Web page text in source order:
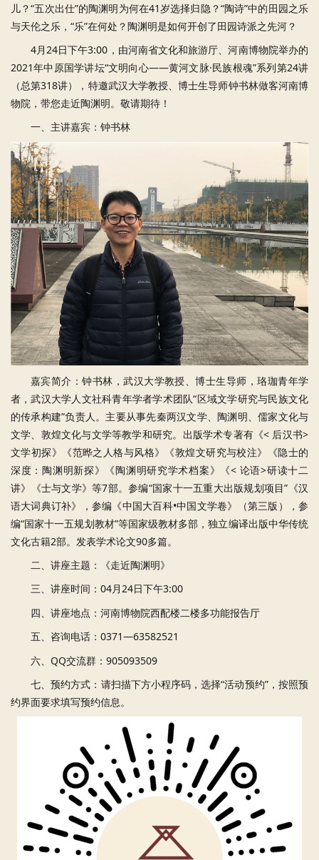
儿？“五次出仕”的陶渊明为何在41岁选择归隐？“陶诗”中的田园之乐
与天伦之乐，“乐”在何处？陶渊明是如何开创了田园诗派之先河？
4月24日下午3:00，由河南省文化和旅游厅、河南博物院举办的
2021年中原国学讲坛“文明向心——黄河文脉·民族根魂”系列第24讲
（总第318讲），特邀武汉大学教授、博士生导师钟书林做客河南博
物院，带您走近陶渊明。敬请期待！
一、主讲嘉宾：钟书林
嘉宾简介：钟书林，武汉大学教授、博士生导师，珞珈青年学
者，武汉大学人文社科青年学者学术团队“区域文学研究与民族文化
的传承构建”负责人。主要从事先秦两汉文学、陶渊明、儒家文化与
文学、敦煌文化与文学等教学和研究。出版学术专著有《< 后汉书>
文学初探》《范晔之人格与风格》《敦煌文研究与校注》《隐士的
深度：陶渊明新探》《陶渊明研究学术档案》《< 论语>研读十二
讲》《士与文学》等7部。参编“国家十一五重大出版规划项目”《汉
语大词典订补》，参编《中国大百科•中国文学卷》（第三版），参
编“国家十一五规划教材”等国家级教材多部，独立编译出版中华传统
文化古籍2部。发表学术论文90多篇。
二、讲座主题：《走近陶渊明》
三、讲座时间：04月24日下午3:00
四、讲座地点：河南博物院西配楼二楼多功能报告厅
五、咨询电话：0371—63582521
六、QQ交流群：905093509
七、预约方式：请扫描下方小程序码，选择“活动预约”，按照预
约界面要求填写预约信息。